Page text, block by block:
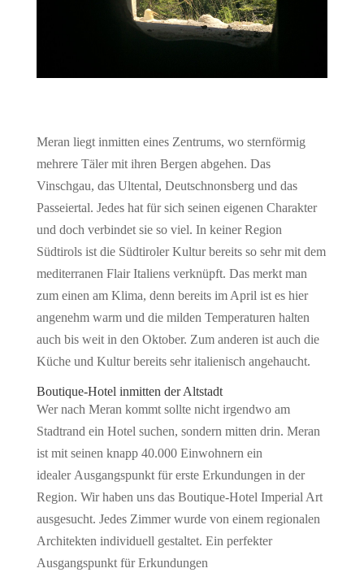
Meran liegt inmitten eines Zentrums, wo sternförmig
mehrere Täler mit ihren Bergen abgehen. Das
Vinschgau, das Ultental, Deutschnonsberg und das
Passeiertal. Jedes hat für sich seinen eigenen Charakter
und doch verbindet sie so viel. In keiner Region
Südtirols ist die Südtiroler Kultur bereits so sehr mit dem
mediterranen Flair Italiens verknüpft. Das merkt man
zum einen am Klima, denn bereits im April ist es hier
angenehm warm und die milden Temperaturen halten
auch bis weit in den Oktober. Zum anderen ist auch die
Küche und Kultur bereits sehr italienisch angehaucht.
Boutique-Hotel inmitten der Altstadt
Wer nach Meran kommt sollte nicht irgendwo am
Stadtrand ein Hotel suchen, sondern mitten drin. Meran
ist mit seinen knapp 40.000 Einwohnern ein
idealer Ausgangspunkt für erste Erkundungen in der
Region. Wir haben uns das Boutique-Hotel Imperial Art
ausgesucht. Jedes Zimmer wurde von einem regionalen
Architekten individuell gestaltet. Ein perfekter
Ausgangspunkt für Erkundungen